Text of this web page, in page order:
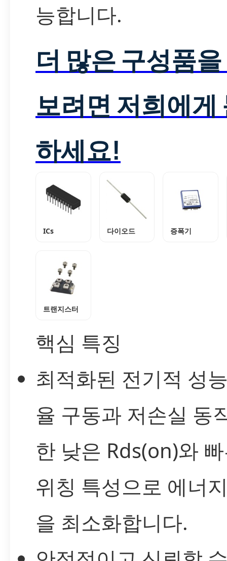
능합니다.
더 많은 구성품
보려면 저희에게
하세요!
ICs 다이오드 증폭기
트랜지스터
핵심 특징
최적화된 전기적 성
율 구동과 저손실 동
한 낮은 Rds(on)와
위칭 특성으로 에너
을 최소화합니다.